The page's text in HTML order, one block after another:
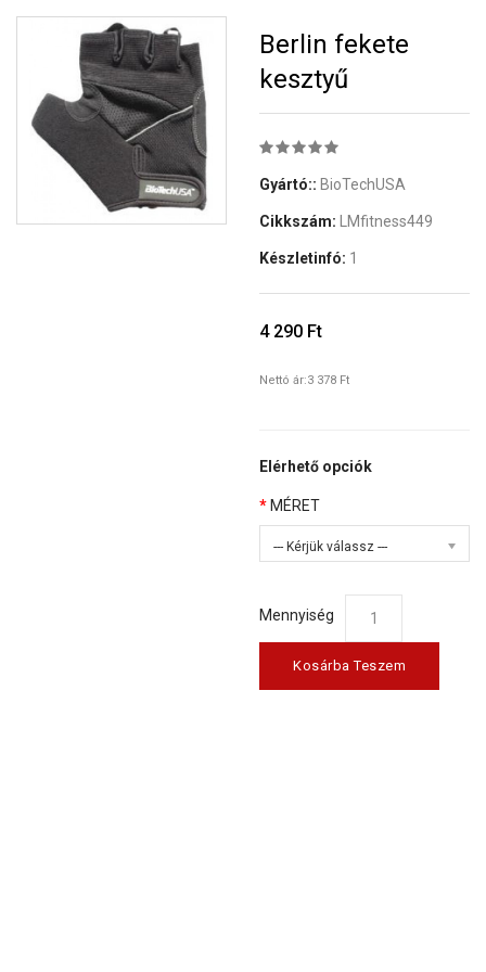
Berlin fekete
kesztyű
Gyártó:: BioTechUSA
Cikkszám: LMfitness449
Készletinfó: 1
4 290 Ft
Nettó ár:3 378 Ft
Elérhető opciók
MÉRET
--- Kérjük válassz ---
Mennyiség
Kosárba Teszem